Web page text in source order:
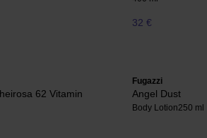
32 €
62 Vitamin
Fugazzi
Angel Dust
Body Lotion250 ml